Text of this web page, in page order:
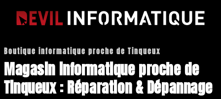
Boutique informatique proche de Tinqueux
Magasin informatique proche de
Tinqueux : Réparation & Dépannage